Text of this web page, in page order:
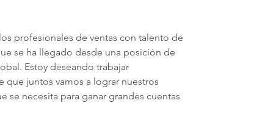
profesionales de ventas con talento de
se ha llegado desde una posición de
Estoy deseando trabajar
que juntos vamos a lograr nuestros
se necesita para ganar grandes cuentas